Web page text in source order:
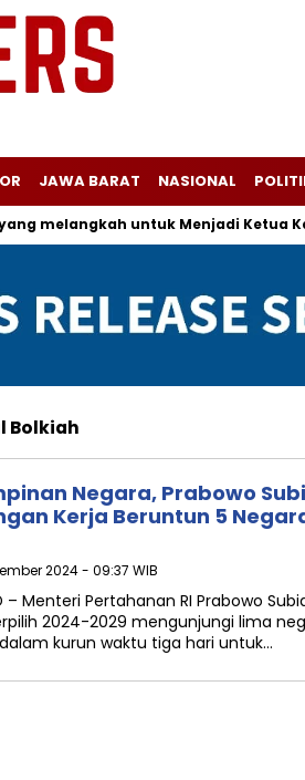
JAWA BARAT NASIONAL
melangkah untuk Menjadi Ketua
Bolkiah
Negara, Prabowo
Kerja Beruntun 5
2024 - 09:37 WIB
– Menteri Pertahanan RI Prabowo
2024-2029 mengunjungi lima
kurun waktu tiga hari untuk…